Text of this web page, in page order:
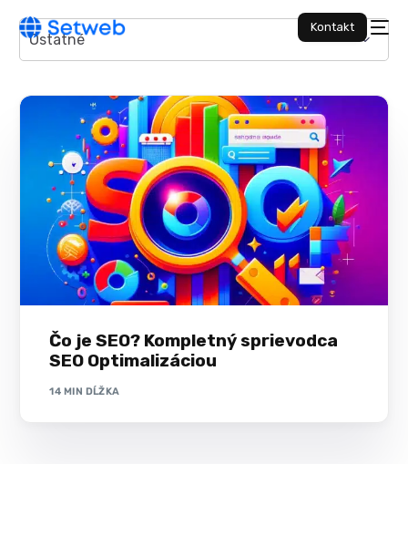
Kontakt
Čo je SEO? Kompletný sprievodca
SEO Optimalizáciou
14 MIN DĹŽKA